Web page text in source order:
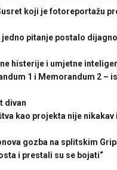
koji je fotoreportažu
jedno pitanje postalo
histerije i umjetne
1 i Memorandum 2 –
divan
kao projekta nije
gozba na splitskim
i prestali su se bojati“